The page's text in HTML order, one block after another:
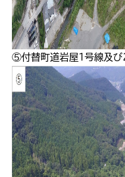
⑤付替町道岩屋１号線及び